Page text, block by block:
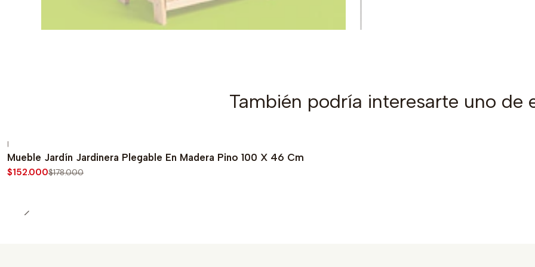
También podría interesarte uno de
|
Mueble Jardín Jardinera Plegable En Madera Pino 100 X 46 Cm
$152.000$178.000